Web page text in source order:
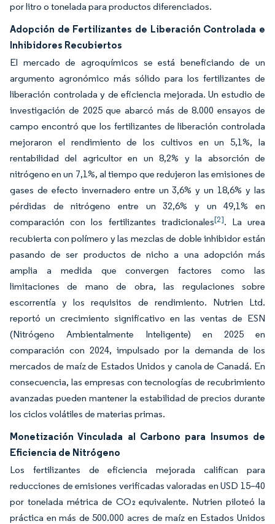
por litro o tonelada para productos diferenciados.
Adopción de Fertilizantes de Liberación Controlada e
Inhibidores Recubiertos
El mercado de agroquímicos se está beneficiando de un
argumento agronómico más sólido para los fertilizantes de
liberación controlada y de eficiencia mejorada. Un estudio de
investigación de 2025 que abarcó más de 8.000 ensayos de
campo encontró que los fertilizantes de liberación controlada
mejoraron el rendimiento de los cultivos en un 5,1%, la
rentabilidad del agricultor en un 8,2% y la absorción de
nitrógeno en un 7,1%, al tiempo que redujeron las emisiones de
gases de efecto invernadero entre un 3,6% y un 18,6% y las
pérdidas de nitrógeno entre un 32,6% y un 49,1% en
comparación con los fertilizantes tradicionales[2]. La urea
recubierta con polímero y las mezclas de doble inhibidor están
pasando de ser productos de nicho a una adopción más
amplia a medida que convergen factores como las
limitaciones de mano de obra, las regulaciones sobre
escorrentía y los requisitos de rendimiento. Nutrien Ltd.
reportó un crecimiento significativo en las ventas de ESN
(Nitrógeno Ambientalmente Inteligente) en 2025 en
comparación con 2024, impulsado por la demanda de los
mercados de maíz de Estados Unidos y canola de Canadá. En
consecuencia, las empresas con tecnologías de recubrimiento
avanzadas pueden mantener la estabilidad de precios durante
los ciclos volátiles de materias primas.
Monetización Vinculada al Carbono para Insumos de
Eficiencia de Nitrógeno
Los fertilizantes de eficiencia mejorada califican para
reducciones de emisiones verificadas valoradas en USD 15–40
por tonelada métrica de CO₂ equivalente. Nutrien piloteó la
práctica en más de 500.000 acres de maíz en Estados Unidos